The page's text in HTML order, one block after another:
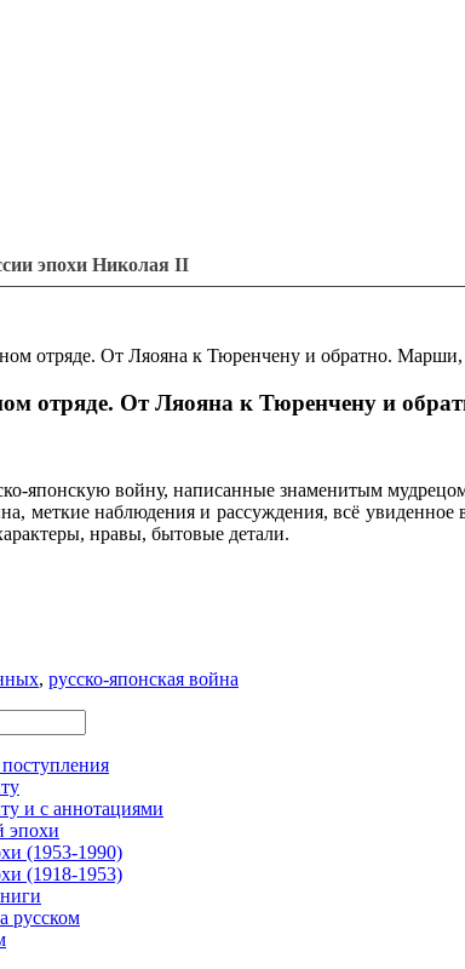
эпохи Николая II
отряде. От Ляояна к Тюренчену и обратно. Марши,
отряде. От Ляояна к Тюренчену и
японскую войну, написанные знаменитым
меткие наблюдения и рассуждения, всё увиденное
нравы, бытовые детали.
, русско-японская война
и с аннотациями
эпохи
(1953-1990)
(1918-1953)
русском